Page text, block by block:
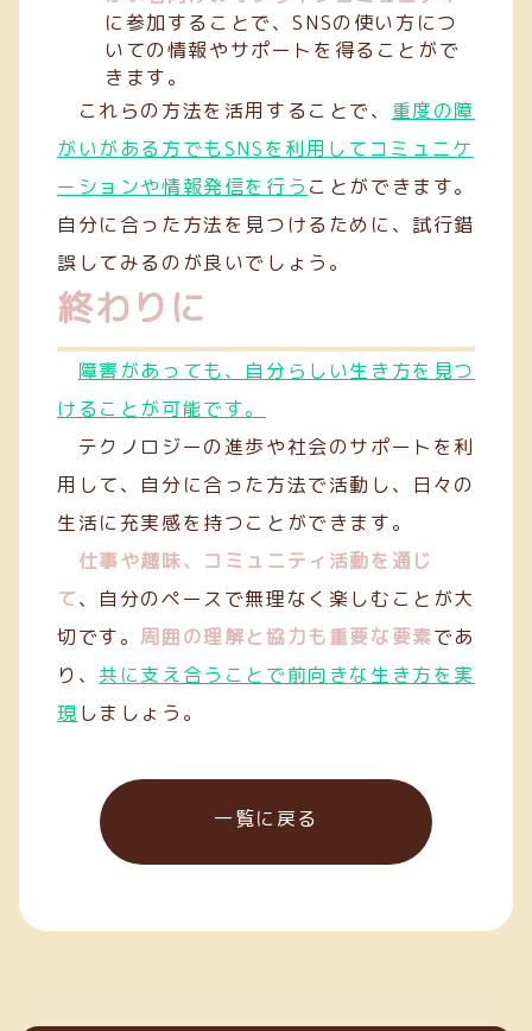
に参加することで、SNSの使い方につ
いての情報やサポートを得ることがで
きます。
これらの方法を活用することで、 重度の障
がいがある方でもSNSを利用してコミュニケ
ーションや情報発信を行う ことができます。
自分に合った方法を見つけるために、試行錯
誤してみるのが良いでしょう。
終わりに
障害があっても、自分らしい生き方を見つ
けることが可能です。
テクノロジーの進歩や社会のサポートを利
用して、自分に合った方法で活動し、日々の
生活に充実感を持つことができます。
仕事や趣味、コミュニティ活動を通じ
て、自分のペースで無理なく楽しむことが大
切です。 周囲の理解と協力も重要な要素であ
り、共に支え合うことで前向きな生き方を実
現 しましょう。
一覧に戻る